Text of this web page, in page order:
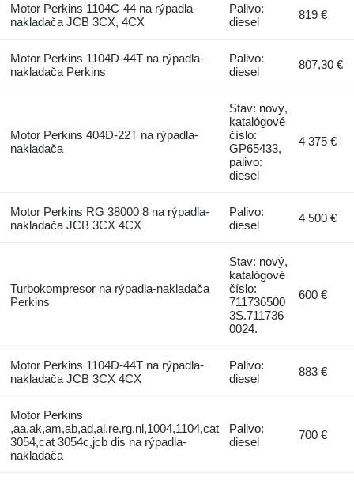
Motor Perkins 1104C-44 na rýpadla-
nakladača JCB 3CX, 4CX
Palivo:
diesel
819 €
Motor Perkins 1104D-44T na rýpadla-
nakladača Perkins
Palivo:
diesel
807,30 €
Motor Perkins 404D-22T na rýpadla-
nakladača
Stav: nový,
katalógové
číslo:
GP65433,
palivo:
diesel
4 375 €
Motor Perkins RG 38000 8 na rýpadla-
nakladača JCB 3CX 4CX
Palivo:
diesel
4 500 €
Turbokompresor na rýpadla-nakladača
Perkins
Stav: nový,
katalógové
číslo:
711736500
3S.711736
0024.
600 €
Motor Perkins 1104D-44T na rýpadla-
nakladača JCB 3CX 4CX
Palivo:
diesel
883 €
Motor Perkins
,aa,ak,am,ab,ad,al,re,rg,nl,1004,1104,cat
3054,cat 3054c,jcb dis na rýpadla-
nakladača
Palivo:
diesel
700 €